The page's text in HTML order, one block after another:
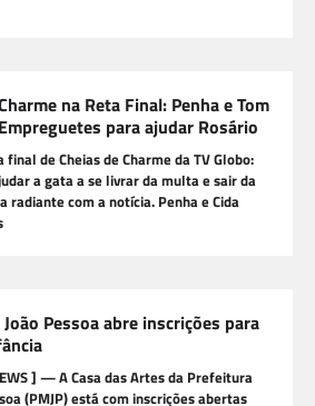
na Reta Final: Penha e Tom
para ajudar Rosário
de Cheias de Charme da TV Globo:
a gata a se livrar da multa e sair da
radiante com a notícia. Penha e Cida
Pessoa abre inscrições para
] — A Casa das Artes da Prefeitura
(PMJP) está com inscrições abertas